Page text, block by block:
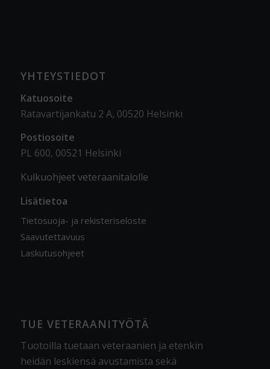
YHTEYSTIEDOT
Katuosoite
Ratavartijankatu 2 A, 00520 Helsinki
Postiosoite
PL 600, 00521 Helsinki
Kulkuohjeet veteraanitalolle
Lisätietoa
Tietosuoja- ja rekisteriseloste
Saavutettavuus
Laskutusohjeet
TUE VETERAANITYÖTÄ
Tuotoilla tuetaan veteraanien ja etenkin
heidän leskiensä avustamista sekä